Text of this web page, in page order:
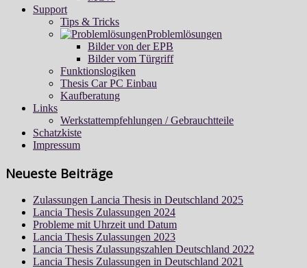
Support
Tips & Tricks
Problemlösungen
Bilder von der EPB
Bilder vom Türgriff
Funktionslogiken
Thesis Car PC Einbau
Kaufberatung
Links
Werkstattempfehlungen / Gebrauchtteile
Schatzkiste
Impressum
Neueste Beiträge
Zulassungen Lancia Thesis in Deutschland 2025
Lancia Thesis Zulassungen 2024
Probleme mit Uhrzeit und Datum
Lancia Thesis Zulassungen 2023
Lancia Thesis Zulassungszahlen Deutschland 2022
Lancia Thesis Zulassungen in Deutschland 2021